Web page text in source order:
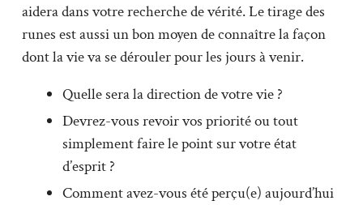
aidera dans votre recherche de vérité. Le tirage des
runes est aussi un bon moyen de connaître la façon
dont la vie va se dérouler pour les jours à venir.
Quelle sera la direction de votre vie ?
Devrez-vous revoir vos priorité ou tout
simplement faire le point sur votre état
d’esprit ?
Comment avez-vous été perçu(e) aujourd’hui